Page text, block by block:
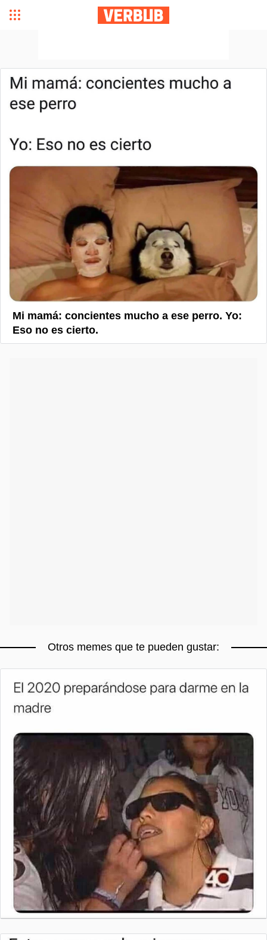
Mi mamá: concientes mucho a ese perro. Yo:
Eso no es cierto.
Otros memes que te pueden gustar: